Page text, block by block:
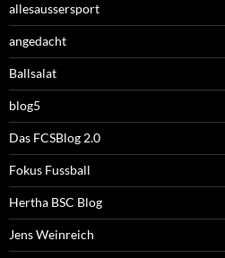
allesaussersport
angedacht
Ballsalat
blog5
Das FCSBlog 2.0
Fokus Fussball
Hertha BSC Blog
Jens Weinreich